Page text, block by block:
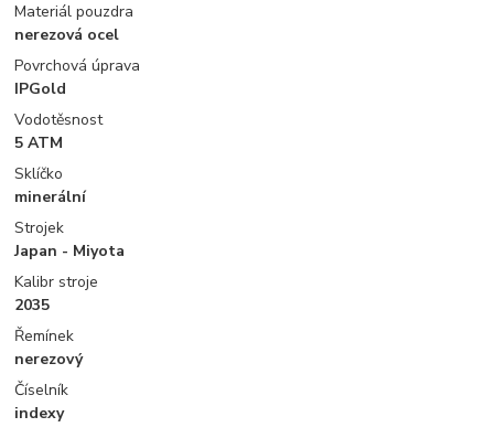
Materiál pouzdra
nerezová ocel
Povrchová úprava
IPGold
Vodotěsnost
5 ATM
Sklíčko
minerální
Strojek
Japan - Miyota
Kalibr stroje
2035
Řemínek
nerezový
Číselník
indexy